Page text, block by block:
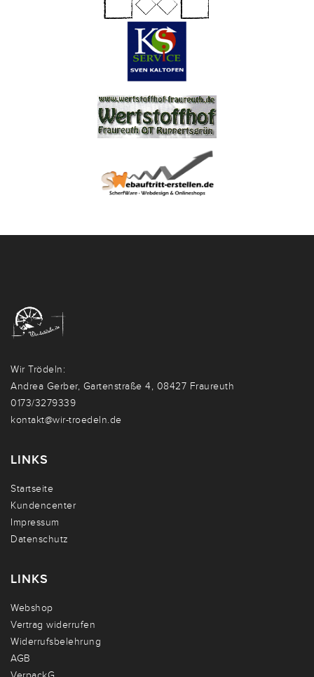
Wir Trödeln:
Andrea Gerber, Gartenstraße 4, 08427 Fraureuth
0173/3279339
kontakt@wir-troedeln.de
LINKS
Startseite
Kundencenter
Impressum
Datenschutz
LINKS
Webshop
Vertrag widerrufen
Widerrufsbelehrung
AGB